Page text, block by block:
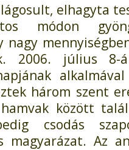
elhagyta
módon
2006. július 8-
három szent
között
csodás
magyarázat. Az